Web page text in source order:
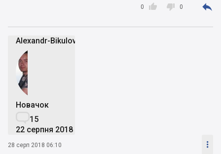

0  0 
Alexandr-Bikulov
Новачок
15
22 серпня 2018
28 серп 2018 06:10 